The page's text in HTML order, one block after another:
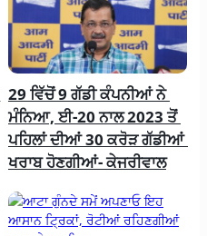
29 ਵਿੱਚੋਂ 9 ਗੱਡੀ ਕੰਪਨੀਆਂ ਨੇ
ਮੰਨਿਆ, ਈ-20 ਨਾਲ 2023 ਤੋਂ
ਪਹਿਲਾਂ ਦੀਆਂ 30 ਕਰੋੜ ਗੱਡੀਆਂ
ਖਰਾਬ ਹੋਣਗੀਆਂ- ਕੇਜਰੀਵਾਲ